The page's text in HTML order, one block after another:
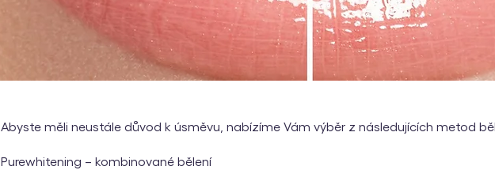
Abyste měli neustále důvod k úsměvu, nabízíme Vám výběr z následujících metod
Purewhitening – kombinované bělení